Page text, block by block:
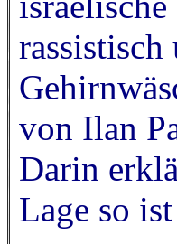
von Ilan
Darin
Lage so